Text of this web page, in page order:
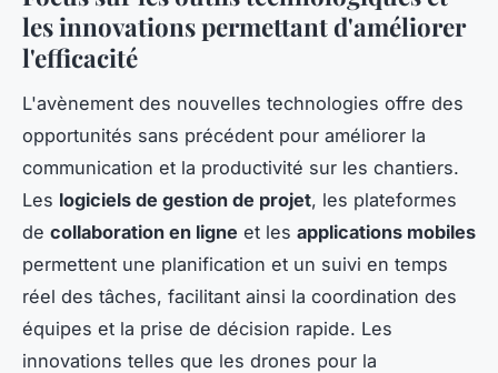
les innovations permettant d'améliorer
l'efficacité
L'avènement des nouvelles technologies offre des
opportunités sans précédent pour améliorer la
communication et la productivité sur les chantiers.
Les logiciels de gestion de projet, les plateformes
de collaboration en ligne et les applications mobiles
permettent une planification et un suivi en temps
réel des tâches, facilitant ainsi la coordination des
équipes et la prise de décision rapide. Les
innovations telles que les drones pour la